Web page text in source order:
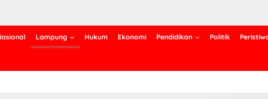
Lampung Hukum Ekonomi Pendidikan Politik